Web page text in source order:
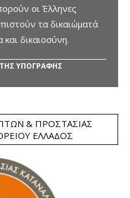
οι Έλληνες
τα δικαιώματά
δικαιοσύνη.
ΥΠΟΓΡΑΦΗΣ
& ΠΡΟΣΤΑΣΊΑΣ
ΕΛΛΆΔΟΣ